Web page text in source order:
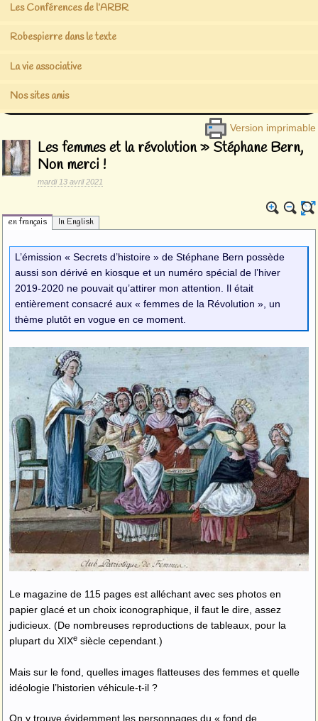
Les Conférences de l’ARBR
Robespierre dans le texte
La vie associative
Nos sites amis
Version imprimable
Les femmes et la révolution » Stéphane Bern,
Non merci !
mardi 13 avril 2021
en français In English
L’émission « Secrets d’histoire » de Stéphane Bern possède
aussi son dérivé en kiosque et un numéro spécial de l’hiver
2019-2020 ne pouvait qu’attirer mon attention. Il était
entièrement consacré aux « femmes de la Révolution », un
thème plutôt en vogue en ce moment.
Le magazine de 115 pages est alléchant avec ses photos en
papier glacé et un choix iconographique, il faut le dire, assez
judicieux. (De nombreuses reproductions de tableaux, pour la
plupart du XIXesiècle cependant.)
Mais sur le fond, quelles images flatteuses des femmes et quelle
idéologie l’historien véhicule-t-il ?
On y trouve évidemment les personnages du « fond de